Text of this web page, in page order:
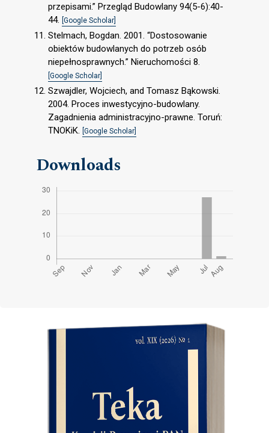
przepisami.” Przegląd Budowlany 94(5-6):40-
44. [Google Scholar]
Stelmach, Bogdan. 2001. “Dostosowanie
obiektów budowlanych do potrzeb osób
niepełnosprawnych.” Nieruchomości 8.
[Google Scholar]
Szwajdler, Wojciech, and Tomasz Bąkowski.
2004. Proces inwestycyjno-budowlany.
Zagadnienia administracyjno-prawne. Toruń:
TNOKiK. [Google Scholar]
Downloads